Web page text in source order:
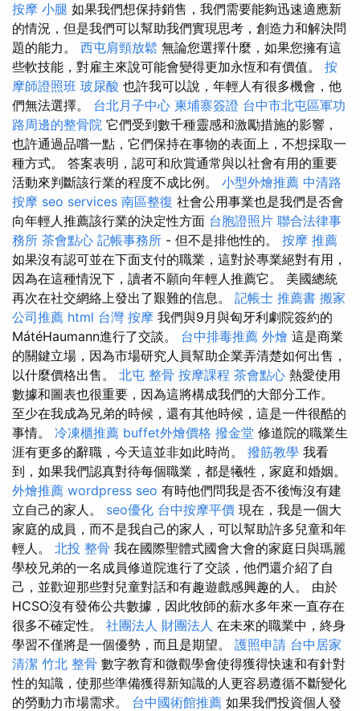
按摩 小腿 如果我們想保持銷售，我們需要能夠迅速適應新
的情況，但是我們可以幫助我們實現思考，創造力和解決問
題的能力。 西屯肩頸放鬆 無論您選擇什麼，如果您擁有這
些軟技能，對雇主來說可能會變得更加永恆和有價值。 按
摩師證照班 玻尿酸 也許我可以說，年輕人有很多機會，他
們無法選擇。 台北月子中心 柬埔寨簽證 台中市北屯區軍功
路周邊的整骨院 它們受到數千種靈感和激勵措施的影響，
也許通過品嚐一點，它們保持在事物的表面上，不想採取一
種方式。 答案表明，認可和欣賞通常與以社會有用的重要
活動來判斷該行業的程度不成比例。 小型外燴推薦 中清路
按摩 seo services 南區整復 社會公用事業也是我們是否會
向年輕人推薦該行業的決定性方面 台胞證照片 聯合法律事
務所 茶會點心 記帳事務所 - 但不是排他性的。 按摩 推薦
如果沒有認可並在下面支付的職業，這對於專業絕對有用，
因為在這種情況下，讀者不願向年輕人推薦它。 美國總統
再次在社交網絡上發出了艱難的信息。 記帳士 推薦書 搬家
公司推薦 html 台灣 按摩 我們與9月與匈牙利劇院簽約的
MátéHaumann進行了交談。 台中排毒推薦 外燴 這是商業
的關鍵立場，因為市場研究人員幫助企業弄清楚如何出售，
以什麼價格出售。 北屯 整骨 按摩課程 茶會點心 熱愛使用
數據和圖表也很重要，因為這將構成我們的大部分工作。
至少在我成為兄弟的時候，還有其他時候，這是一件很酷的
事情。 冷凍櫃推薦 buffet外燴價格 撥金堂 修道院的職業生
涯有更多的辭職，今天這並非如此時尚。 撥筋教學 我看
到，如果我們認真對待每個職業，都是犧牲，家庭和婚姻。
外燴推薦 wordpress seo 有時他們問我是否不後悔沒有建
立自己的家人。 seo優化 台中按摩平價 現在，我是一個大
家庭的成員，而不是我自己的家人，可以幫助許多兒童和年
輕人。 北投 整骨 我在國際聖體式國會大會的家庭日與瑪麗
學校兄弟的一名成員修道院進行了交談，他們還介紹了自
己，並歡迎那些對兒童對話和有趣遊戲感興趣的人。 由於
HCSO沒有發佈公共數據，因此牧師的薪水多年來一直存在
很多不確定性。 社團法人 財團法人 在未來的職業中，終身
學習不僅將是一個優勢，而且是期望。 護照申請 台中居家
清潔 竹北 整骨 數字教育和微觀學會使得獲得快速和有針對
性的知識，使那些準備獲得新知識的人更容易遵循不斷變化
的勞動力市場需求。 台中國術館推薦 如果我們投資個人發